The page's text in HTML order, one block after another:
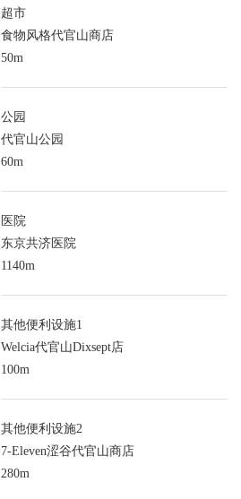
超市
食物风格代官山商店
50m
公园
代官山公园
60m
医院
东京共济医院
1140m
其他便利设施1
Welcia代官山Dixsept店
100m
其他便利设施2
7-Eleven涩谷代官山商店
280m